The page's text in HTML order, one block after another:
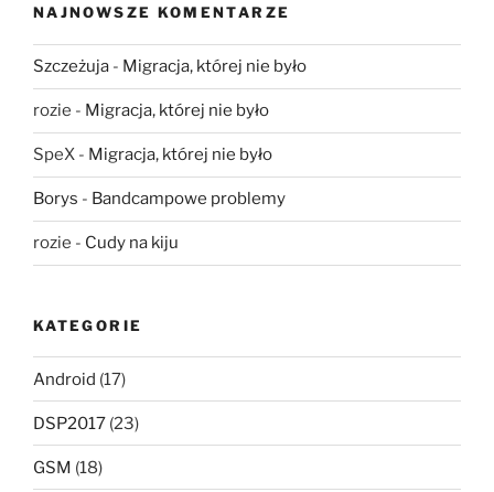
NAJNOWSZE KOMENTARZE
Szczeżuja - Migracja, której nie było
rozie - Migracja, której nie było
SpeX - Migracja, której nie było
Borys - Bandcampowe problemy
rozie - Cudy na kiju
KATEGORIE
Android (17)
DSP2017 (23)
GSM (18)